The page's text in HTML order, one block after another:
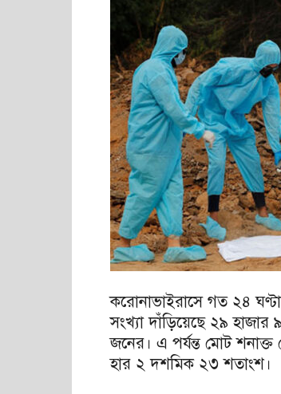
করোনাভাইরাসে গত ২৪
সংখ্যা দাঁড়িয়েছে ২৯
জনের। এ পর্যন্ত মোট
হার ২ দশমিক ২৩ শতাংশ।